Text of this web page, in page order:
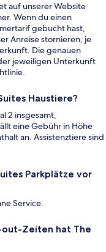
auf unserer Website
Wenn du einen
gebucht hast,
Anreise stornieren, je
Die genauen
jeweiligen Unterkunft
Haustiere?
2 insgesamt,
eine Gebühr in Höhe
an. Assistenztiere sind
Parkplätze vor
Service.
out-Zeiten hat The